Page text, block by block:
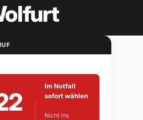
Im Notfall
sofort wählen
Nicht ins